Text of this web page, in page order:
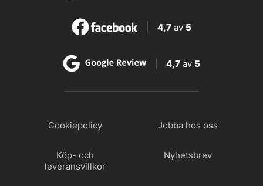
4,7 av 5
4,7 av 5
Cookiepolicy Jobba hos oss
Köp- och
leveransvillkor
Nyhetsbrev